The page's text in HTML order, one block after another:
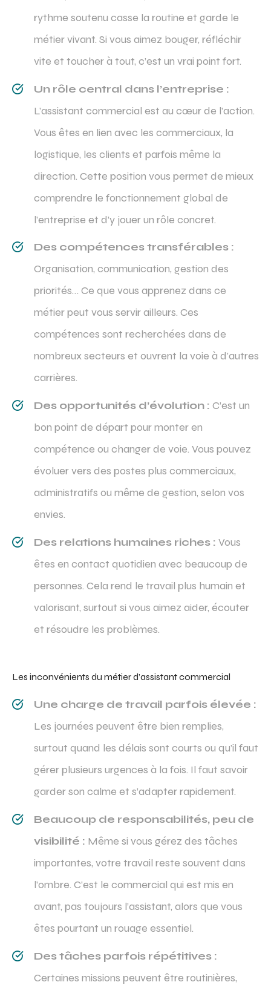
rythme soutenu casse la routine et garde le
métier vivant. Si vous aimez bouger, réfléchir
vite et toucher à tout, c’est un vrai point fort.
Un rôle central dans l’entreprise :
L’assistant commercial est au cœur de l’action.
Vous êtes en lien avec les commerciaux, la
logistique, les clients et parfois même la
direction. Cette position vous permet de mieux
comprendre le fonctionnement global de
l’entreprise et d’y jouer un rôle concret.
Des compétences transférables :
Organisation, communication, gestion des
priorités… Ce que vous apprenez dans ce
métier peut vous servir ailleurs. Ces
compétences sont recherchées dans de
nombreux secteurs et ouvrent la voie à d’autres
carrières.
Des opportunités d’évolution : C’est un
bon point de départ pour monter en
compétence ou changer de voie. Vous pouvez
évoluer vers des postes plus commerciaux,
administratifs ou même de gestion, selon vos
envies.
Des relations humaines riches : Vous
êtes en contact quotidien avec beaucoup de
personnes. Cela rend le travail plus humain et
valorisant, surtout si vous aimez aider, écouter
et résoudre les problèmes.
Les inconvénients du métier d’assistant commercial
Une charge de travail parfois élevée :
Les journées peuvent être bien remplies,
surtout quand les délais sont courts ou qu’il faut
gérer plusieurs urgences à la fois. Il faut savoir
garder son calme et s’adapter rapidement.
Beaucoup de responsabilités, peu de
visibilité : Même si vous gérez des tâches
importantes, votre travail reste souvent dans
l’ombre. C’est le commercial qui est mis en
avant, pas toujours l’assistant, alors que vous
êtes pourtant un rouage essentiel.
Des tâches parfois répétitives :
Certaines missions peuvent être routinières,